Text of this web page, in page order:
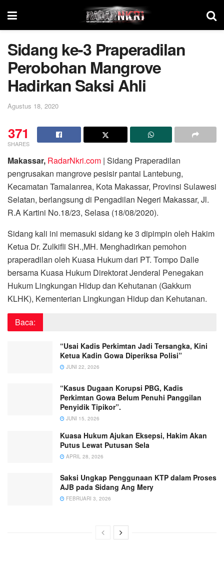
Sidang ke-3 Praperadilan
Perobohan Mangrove
Hadirkan Saksi Ahli
Agustus 18, 2020
371
SHARES
Makassar, RadarNkri.com | Sidang Praperadilan
pengrusakan mangrove pesisir pantai Lantebung,
Kecamatan Tamalanrea, Kota Makassar, Provinsi Sulawesi
Selatan, berlangsung di Pengadilan Negeri Makassar, Jl.
R.A Kartini No.18/23, Selasa (18/08/2020).
Sidang kali ini memasuki sidang ke 3 dipimpin oleh Hakim
Ketua Dr. Zulkifli SH.,MH. Menghadirkan pemohon
praperadilan oleh Kuasa Hukum dari PT. Tompo Dalle
bersama Kuasa Hukum Direktorat Jenderal Penegakan
Hukum Lingkungan Hidup dan Kehutanan (Gakkum
KLHK), Kementerian Lingkungan Hidup dan Kehutanan.
Baca:
“Usai Kadis Perkimtan Jadi Tersangka, Kini
Ketua Kadin Gowa Diperiksa Polisi”
JUNI 22, 2026
“Kasus Dugaan Korupsi PBG, Kadis
Perkimtan Gowa Belum Penuhi Panggilan
Penyidik Tipikor”.
JUNI 15, 2026
Kuasa Hukum Ajukan Eksepsi, Hakim Akan
Putus Lewat Putusan Sela
APRIL 28, 2026
Saksi Ungkap Penggunaan KTP dalam Proses
AJB pada Sidang Ang Mery
FEBRUARI 3, 2026